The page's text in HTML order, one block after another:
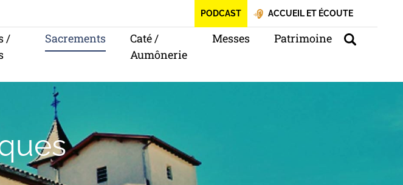
PODCAST ACCUEIL ET ÉCOUTE
/
Sacrements
Caté /
Aumônerie
Messes Patrimoine